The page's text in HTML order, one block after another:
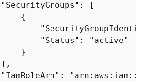
[
{
"Status": "active"
}